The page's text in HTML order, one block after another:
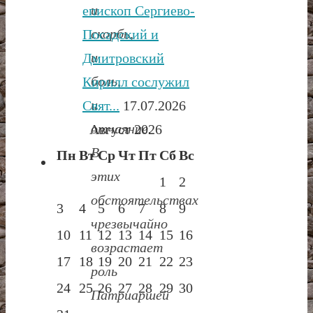
и
скорбь,
и
боль,
и
отчаяние.
В
этих
обстоятельствах
чрезвычайно
возрастает
роль
Патриаршей
епископ Сергиево-
Посадский и
Дмитровский
Кирилл сослужил
Свят... 17.07.2026
Август 2026
Пн ВтСрЧтПт СбВс
1
2
3
4 5 6 7 8
9
10 11 12 13 14 15 16
17 18 19 20 21 22 23
24 25 26 27 28 29 30